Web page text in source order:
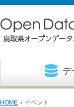
デ
HOME › イベント